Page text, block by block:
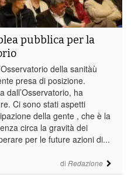
di Redazione
pubblica per la
della sanitàù
presa di posizione.
dall’Osservatorio, ha
Ci sono stati aspetti
della gente , che è la
circa la gravità dei
per le future azioni di...